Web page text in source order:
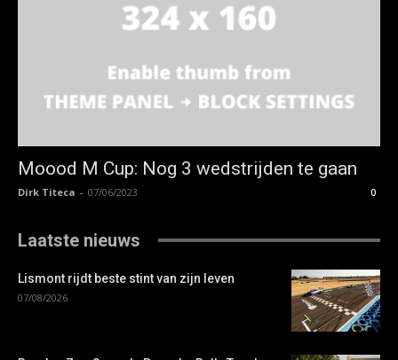
Moood M Cup: Nog 3 wedstrijden te gaan
Dirk Titeca - 07/06/2023 0
Laatste nieuws
Lismont rijdt beste stint van zijn leven
07/08/2026